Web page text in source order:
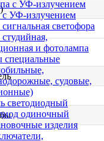
УФ-излучением
светофора
и фотолампа
судовые,
светодиодный
одиночный
изделия